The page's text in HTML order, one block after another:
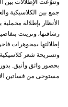
وتنوّعت الإطلالات بين
جمع بين الكلاسيكية
الأنظار بإطلالة
رشاقتها، وتزينت
إطلالتها بمجوهرات
وتسريحة شعر
بحضور واثق وأنيق.
مستوحى من فساتين